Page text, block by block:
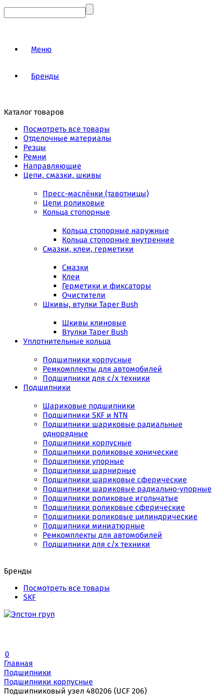
Меню
Бренды
Каталог товаров
Посмотреть все товары
Отделочные материалы
Резцы
Ремни
Направляющие
Цепи, смазки, шкивы
Пресс-маслёнки (тавотницы)
Цепи роликовые
Кольца стопорные
Кольца стопорные наружные
Кольца стопорные внутренние
Смазки, клеи, герметики
Смазки
Клеи
Герметики и фиксаторы
Очистители
Шкивы, втулки Taper Bush
Шкивы клиновые
Втулки Taper Bush
Уплотнительные кольца
Подшипники корпусные
Ремкомплекты для автомобилей
Подшипники для с/х техники
Подшипники
Шариковые подшипники
Подшипники SKF и NTN
Подшипники шариковые радиальные
однорядные
Подшипники корпусные
Подшипники роликовые конические
Подшипники упорные
Подшипники шарнирные
Подшипники шариковые сферические
Подшипники шариковые радиально-упорные
Подшипники роликовые игольчатые
Подшипники роликовые сферические
Подшипники роликовые цилиндрические
Подшипники миниатюрные
Ремкомплекты для автомобилей
Подшипники для с/х техники
Бренды
Посмотреть все товары
SKF
0
Главная
Подшипники
Подшипники корпусные
Подшипниковый узел 480206 (UCF 206)